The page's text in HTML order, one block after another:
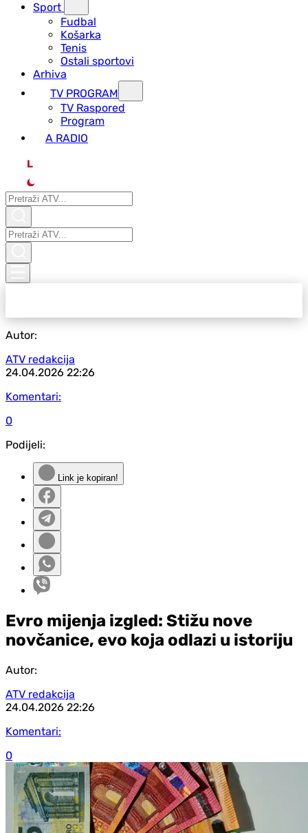
Sport
Fudbal
Košarka
Tenis
Ostali sportovi
Arhiva
TV PROGRAM
ТV Raspored
Program
A RADIO
L
Autor:
ATV redakcija
24.04.2026 22:26
Komentari:
0
Podijeli:
Link je kopiran!
Evro mijenja izgled: Stižu nove
novčanice, evo koja odlazi u istoriju
Autor:
ATV redakcija
24.04.2026 22:26
Komentari:
0